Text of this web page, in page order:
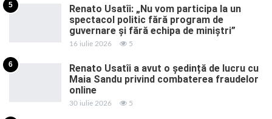
5
Renato Usatîi: „Nu vom participa la un
spectacol politic fără program de
guvernare și fără echipa de miniștri”
16 iulie 2026 5
6
Renato Usatîi a avut o ședință de lucru cu
Maia Sandu privind combaterea fraudelor
online
30 iulie 2026 5